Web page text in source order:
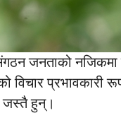
जनताको
विचार प्रभावकारी
जस्तै हुन्।